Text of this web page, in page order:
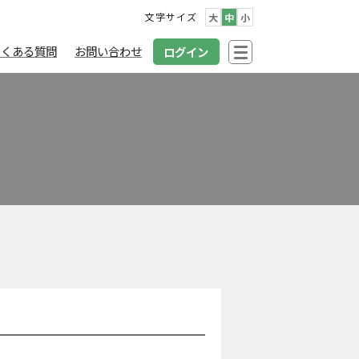
文字サイズ 大 中 小
ある質問 お問い合わせ ログイン